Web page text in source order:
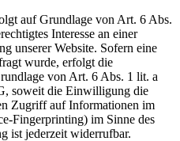
auf Grundlage von Art. 6 Abs.
Interesse an einer
unserer Website. Sofern eine
wurde, erfolgt die
von Art. 6 Abs. 1 lit. a
soweit die Einwilligung die
Zugriff auf Informationen im
Fingerprinting) im Sinne des
ist jederzeit widerrufbar.